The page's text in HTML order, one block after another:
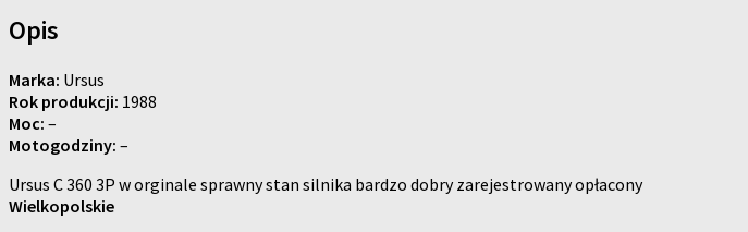
Opis
Marka: Ursus
Rok produkcji: 1988
Moc: –
Motogodziny: –
Ursus C 360 3P w orginale sprawny stan silnika bardzo dobry zarejestrowany opłacony
Wielkopolskie